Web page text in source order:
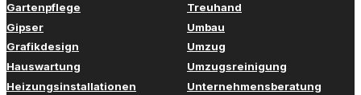
Gartenpflege
Gipser
Grafikdesign
Hauswartung
Heizungsinstallationen
Treuhand
Umbau
Umzug
Umzugsreinigung
Unternehmensberatung